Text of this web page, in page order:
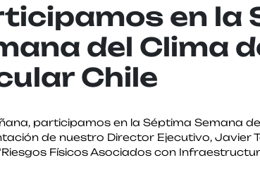
en la
del Clima
Chile
participamos en la Séptima Semana
de nuestro Director Ejecutivo, Javier
Físicos Asociados con